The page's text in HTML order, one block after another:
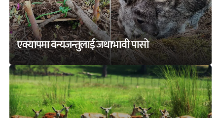
एक्यापमा वन्यजन्तुलाई जथाभावी पासो